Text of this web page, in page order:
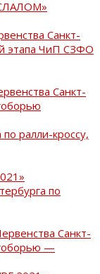
Санкт-
этапа ЧиП СЗФО
Санкт-
ралли-кроссу,
по
Санкт-
—